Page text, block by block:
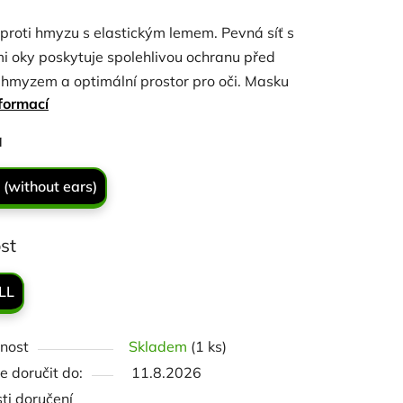
hmyzu s elastickým lemem. Pevná síť s
oky poskytuje spolehlivou ochranu před
a optimální prostor pro oči. Masku
přizpůsobit pomocí nastavitelných
Maska dobře drží tvar a nedoléhá na oči
(without ears)
Skladem (1 ks)
doručit do:
11.8.2026
doručení